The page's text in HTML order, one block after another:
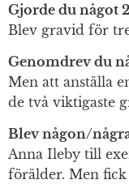
Gjorde du något
Blev gravid för
Genomdrev du
Men att anställa
de två viktigaste
Blev någon/
Anna Ileby till
förälder. Men